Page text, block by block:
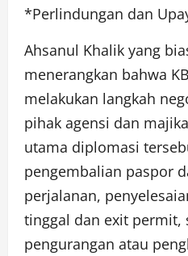
*Perlindungan dan
Ahsanul Khalik yang
menerangkan bahwa
melakukan langkah
pihak agensi dan
utama diplomasi
pengembalian paspor
perjalanan,
tinggal dan exit permit,
pengurangan atau